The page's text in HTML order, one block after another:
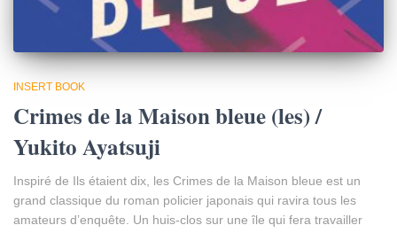
INSERT BOOK
Crimes de la Maison bleue (les) /
Yukito Ayatsuji
Inspiré de Ils étaient dix, les Crimes de la Maison bleue est un
grand classique du roman policier japonais qui ravira tous les
amateurs d’enquête. Un huis-clos sur une île qui fera travailler